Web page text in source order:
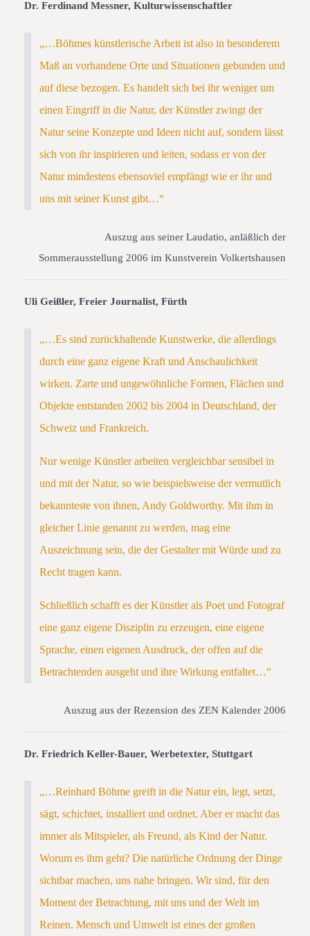
Dr. Ferdinand Messner, Kulturwissenschaftler
„…Böhmes künstlerische Arbeit ist also in besonderem
Maß an vorhandene Orte und Situationen gebunden und
auf diese bezogen. Es handelt sich bei ihr weniger um
einen Eingriff in die Natur, der Künstler zwingt der
Natur seine Konzepte und Ideen nicht auf, sondern lässt
sich von ihr inspirieren und leiten, sodass er von der
Natur mindestens ebensoviel empfängt wie er ihr und
uns mit seiner Kunst gibt…“
Auszug aus seiner Laudatio, anläßlich der
Sommerausstellung 2006 im Kunstverein Volkertshausen
Uli Geißler, Freier Journalist, Fürth
„…Es sind zurückhaltende Kunstwerke, die allerdings
durch eine ganz eigene Kraft und Anschaulichkeit
wirken. Zarte und ungewöhnliche Formen, Flächen und
Objekte entstanden 2002 bis 2004 in Deutschland, der
Schweiz und Frankreich.
Nur wenige Künstler arbeiten vergleichbar sensibel in
und mit der Natur, so wie beispielsweise der vermutlich
bekannteste von ihnen, Andy Goldworthy. Mit ihm in
gleicher Linie genannt zu werden, mag eine
Auszeichnung sein, die der Gestalter mit Würde und zu
Recht tragen kann.
Schließlich schafft es der Künstler als Poet und Fotograf
eine ganz eigene Disziplin zu erzeugen, eine eigene
Sprache, einen eigenen Ausdruck, der offen auf die
Betrachtenden ausgeht und ihre Wirkung entfaltet…“
Auszug aus der Rezension des ZEN Kalender 2006
Dr. Friedrich Keller-Bauer, Werbetexter, Stuttgart
„…Reinhard Böhme greift in die Natur ein, legt, setzt,
sägt, schichtet, installiert und ordnet. Aber er macht das
immer als Mitspieler, als Freund, als Kind der Natur.
Worum es ihm geht? Die natürliche Ordnung der Dinge
sichtbar machen, uns nahe bringen. Wir sind, für den
Moment der Betrachtung, mit uns und der Welt im
Reinen. Mensch und Umwelt ist eines der großen